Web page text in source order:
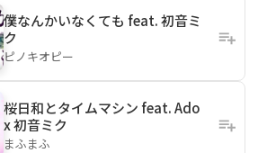
僕なんかいなくても feat. 初音ミ
ク
ピノキオピー
桜日和とタイムマシン feat. Ado
x 初音ミク
まふまふ